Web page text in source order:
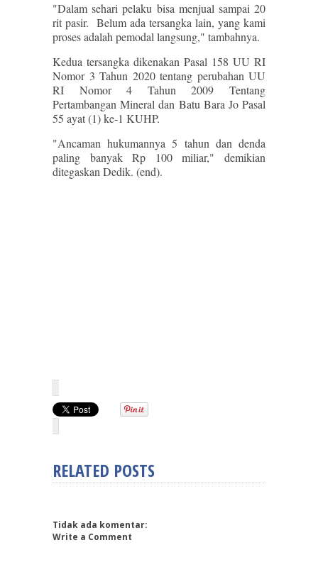
"Dalam sehari pelaku bisa menjual sampai 20
rit pasir. Belum ada tersangka lain, yang kami
proses adalah pemodal langsung," tambahnya.
Kedua tersangka dikenakan Pasal 158 UU RI
Nomor 3 Tahun 2020 tentang perubahan UU
RI Nomor 4 Tahun 2009 Tentang
Pertambangan Mineral dan Batu Bara Jo Pasal
55 ayat (1) ke-1 KUHP.
"Ancaman hukumannya 5 tahun dan denda
paling banyak Rp 100 miliar," demikian
ditegaskan Dedik. (end).
RELATED POSTS
Tidak ada komentar:
Write a Comment